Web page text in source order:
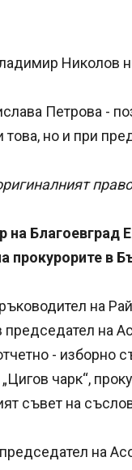
Николов
Петрова -
но и при
Благоевград
прокурорите в
на
на
- изборно
чарк“,
съвет на
на